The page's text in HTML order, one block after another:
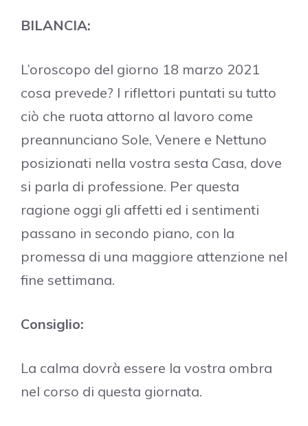
BILANCIA:
L’oroscopo del giorno 18 marzo 2021
cosa prevede? I riflettori puntati su tutto
ciò che ruota attorno al lavoro come
preannunciano Sole, Venere e Nettuno
posizionati nella vostra sesta Casa, dove
si parla di professione. Per questa
ragione oggi gli affetti ed i sentimenti
passano in secondo piano, con la
promessa di una maggiore attenzione nel
fine settimana.
Consiglio:
La calma dovrà essere la vostra ombra
nel corso di questa giornata.